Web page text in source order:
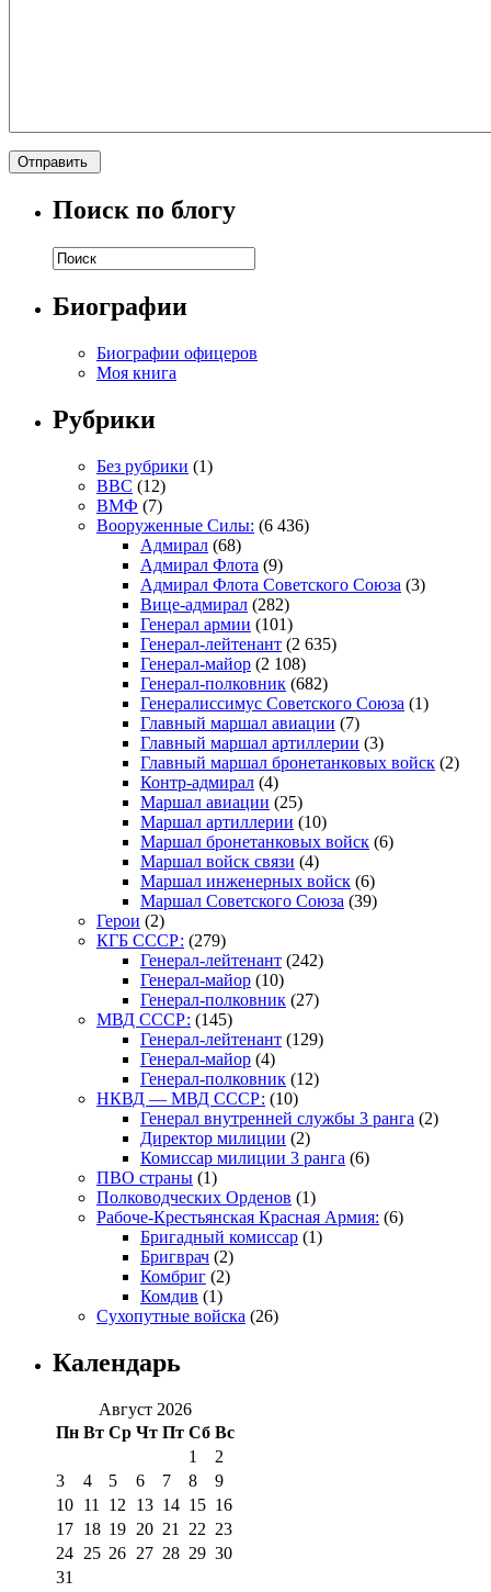
Поиск по блогу
Биографии
Биографии офицеров
Моя книга
Рубрики
Без рубрики (1)
ВВС (12)
ВМФ (7)
Вооруженные Силы: (6 436)
Адмирал (68)
Адмирал Флота (9)
Адмирал Флота Советского Союза (3)
Вице-адмирал (282)
Генерал армии (101)
Генерал-лейтенант (2 635)
Генерал-майор (2 108)
Генерал-полковник (682)
Генералиссимус Советского Союза (1)
Главный маршал авиации (7)
Главный маршал артиллерии (3)
Главный маршал бронетанковых войск (2)
Контр-адмирал (4)
Маршал авиации (25)
Маршал артиллерии (10)
Маршал бронетанковых войск (6)
Маршал войск связи (4)
Маршал инженерных войск (6)
Маршал Советского Союза (39)
Герои (2)
КГБ СССР: (279)
Генерал-лейтенант (242)
Генерал-майор (10)
Генерал-полковник (27)
МВД СССР: (145)
Генерал-лейтенант (129)
Генерал-майор (4)
Генерал-полковник (12)
НКВД — МВД СССР: (10)
Генерал внутренней службы 3 ранга (2)
Директор милиции (2)
Комиссар милиции 3 ранга (6)
ПВО страны (1)
Полководческих Орденов (1)
Рабоче-Крестьянская Красная Армия: (6)
Бригадный комиссар (1)
Бригврач (2)
Комбриг (2)
Комдив (1)
Сухопутные войска (26)
Календарь
Август 2026
Пн Вт Ср Чт Пт Сб Вс
1
2
3
4 5 6 7 8
9
10 11 12 13 14 15 16
17 18 19 20 21 22 23
24 25 26 27 28 29 30
31